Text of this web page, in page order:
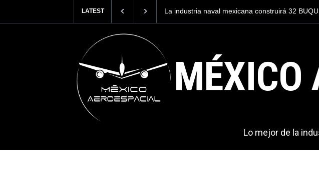
LATEST
La industria naval mexicana construirá 32 BUQUES para la
Entrenar a un piloto para volar
MÉXICO
Lo mejor de la